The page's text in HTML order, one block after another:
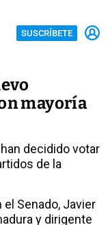
SUSCRÍBETE
mayoría
decidido votar
de la
el Senado, Javier
y dirigente